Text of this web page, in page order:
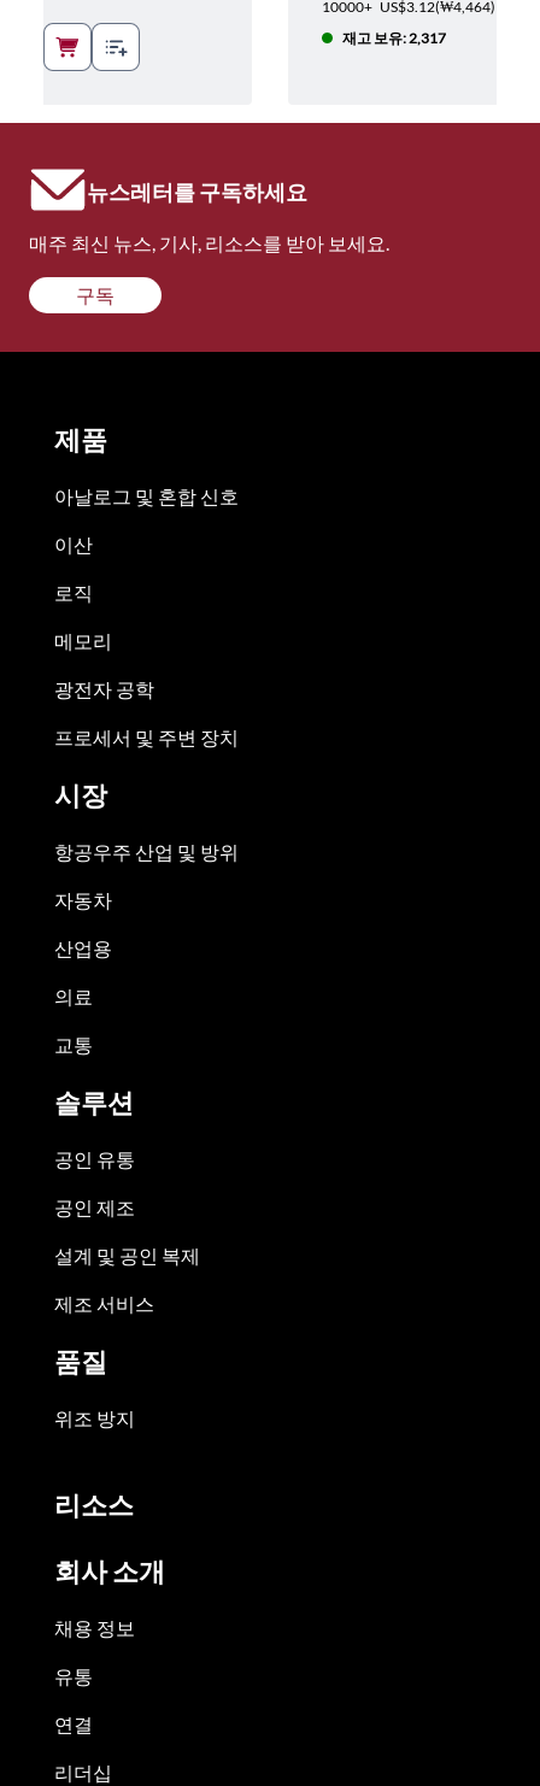
10000+ US$3.12(₩4,464)
재고 보유: 2,317
뉴스레터를 구독하세요
매주 최신 뉴스, 기사, 리소스를 받아 보세요.
구독
제품
아날로그 및 혼합 신호
이산
로직
메모리
광전자 공학
프로세서 및 주변 장치
시장
항공우주 산업 및 방위
자동차
산업용
의료
교통
솔루션
공인 유통
공인 제조
설계 및 공인 복제
제조 서비스
품질
위조 방지
리소스
회사 소개
채용 정보
유통
연결
리더십